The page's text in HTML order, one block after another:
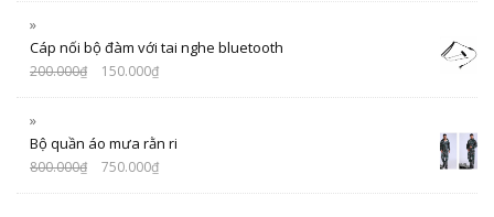
Cáp nối bộ đàm với tai nghe bluetooth
200.000₫ 150.000₫
Bộ quần áo mưa rằn ri
800.000₫ 750.000₫